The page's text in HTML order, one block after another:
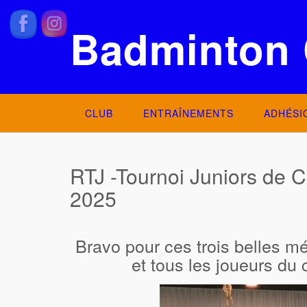
content
Badminton
CLUB ENTRAÎNEMENTS
RTJ -Tournoi Juniors de
2025
Bravo pour ces trois belles
et tous les joueurs du